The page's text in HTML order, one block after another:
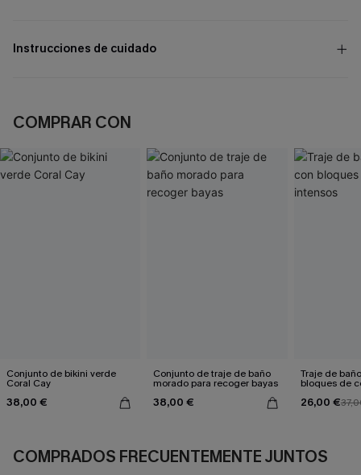
Instrucciones de cuidado
COMPRAR CON
Conjunto de bikini verde
Coral Cay
38,00 €
Conjunto de traje de baño
morado para recoger bayas
38,00 €
Traje de
bloques de
26,00 €
COMPRADOS FRECUENTEMENTE JUNTOS